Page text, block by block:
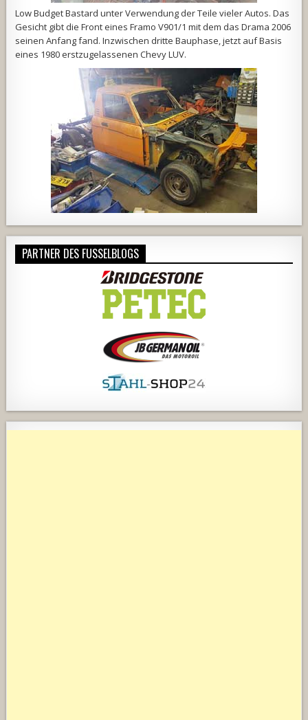
Low Budget Bastard unter Verwendung der Teile vieler Autos. Das
Gesicht gibt die Front eines Framo V901/1 mit dem das Drama 2006
seinen Anfang fand. Inzwischen dritte Bauphase, jetzt auf Basis
eines 1980 erstzugelassenen Chevy LUV.
PARTNER DES FUSSELBLOGS